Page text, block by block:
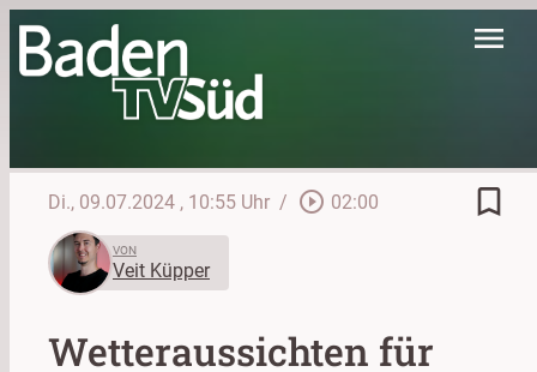
menu
Di., 09.07.2024 , 10:55 Uhr / play_circle_outline 02:00 bookmark_border
VON
Veit Küpper
Wetteraussichten für